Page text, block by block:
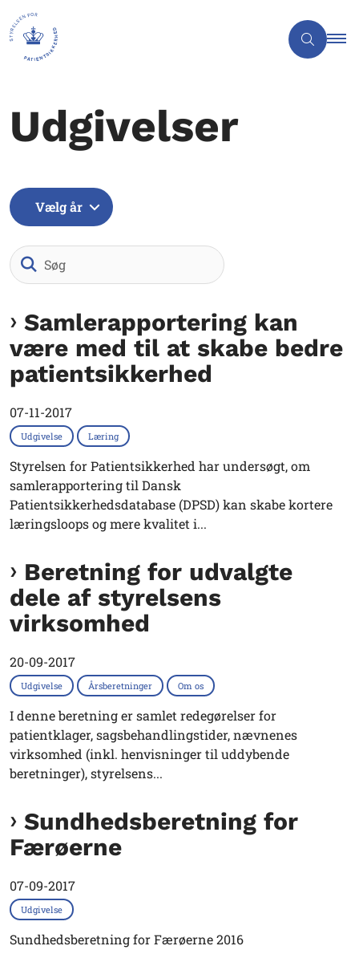
Udgivelser
Vælg år
Samlerapportering kan
være med til at skabe bedre
patientsikkerhed
07-11-2017
Udgivelse Læring
Styrelsen for Patientsikkerhed har undersøgt, om
samlerapportering til Dansk
Patientsikkerhedsdatabase (DPSD) kan skabe kortere
læringsloops og mere kvalitet i...
Beretning for udvalgte
dele af styrelsens
virksomhed
20-09-2017
Udgivelse Årsberetninger Om os
I denne beretning er samlet redegørelser for
patientklager, sagsbehandlingstider, nævnenes
virksomhed (inkl. henvisninger til uddybende
beretninger), styrelsens...
Sundhedsberetning for
Færøerne
07-09-2017
Udgivelse
Sundhedsberetning for Færøerne 2016